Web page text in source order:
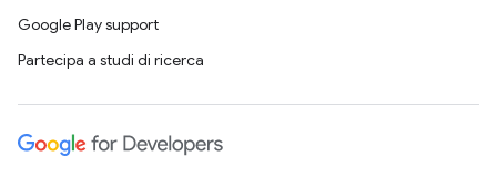
Google Play support
Partecipa a studi di ricerca